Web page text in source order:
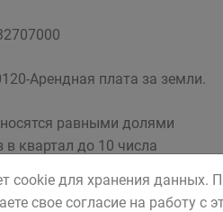
Арендная плата за земли.
равными долями
в квартал до 10 числа
cookie для хранения данных.
свое согласие на работу с